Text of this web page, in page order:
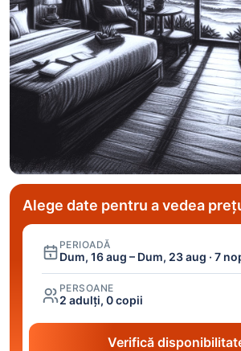
Alege date pentru a vedea
PERIOADĂ
Dum, 16 aug – Dum, 23 aug · 7
PERSOANE
2 adulți, 0 copii
Verifică